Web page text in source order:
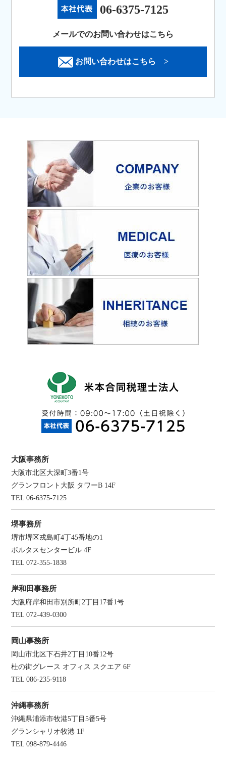
06-6375-7125
メールでのお問い合わせはこちら
お問い合わせはこちら
大阪事務所
大阪市北区大深町3番1号
グランフロント大阪 タワーB 14F
TEL 06-6375-7125
堺事務所
堺市堺区戎島町4丁45番地の1
ポルタスセンタービル 4F
TEL 072-355-1838
岸和田事務所
大阪府岸和田市別所町2丁目17番1号
TEL 072-439-0300
岡山事務所
岡山市北区下石井2丁目10番12号
杜の街グレース オフィス スクエア 6F
TEL 086-235-9118
沖縄事務所
沖縄県浦添市牧港5丁目5番5号
グランシャリオ牧港 1F
TEL 098-879-4446